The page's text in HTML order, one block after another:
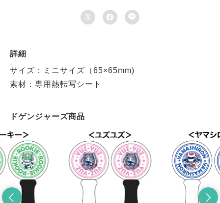
  
詳細
サイズ：ミニサイズ（65×65mm)
素材：専用熱転写シート
ドゲンジャーズ商品